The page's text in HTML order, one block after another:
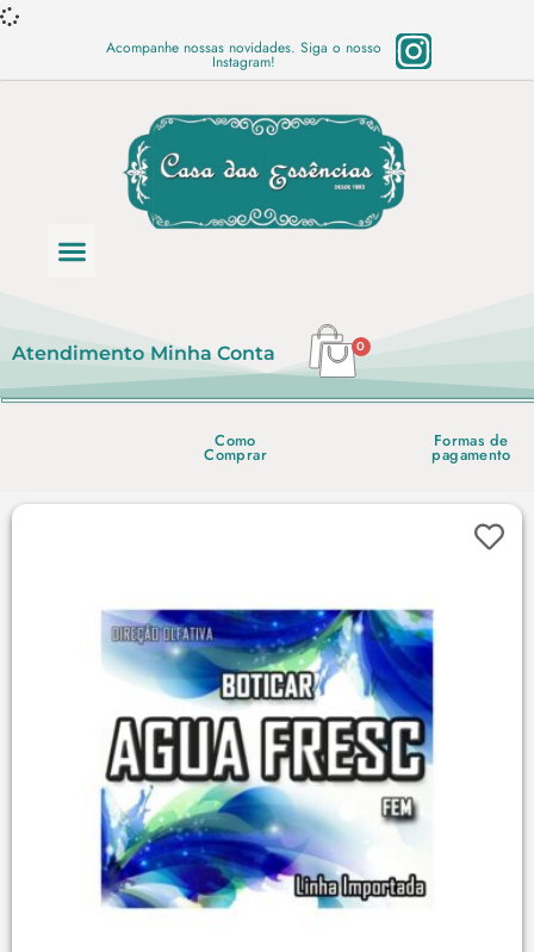
Acompanhe nossas novidades. Siga o nosso
Instagram!
Atendimento Minha Conta 0
Como
Comprar
Formas de
pagamento